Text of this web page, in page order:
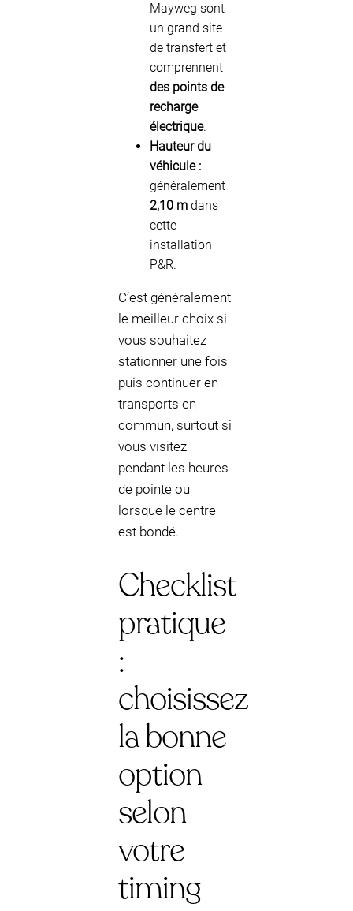
Mayweg sont
un grand site
de transfert et
comprennent
des points de
recharge
électrique.
Hauteur du
véhicule :
généralement
2,10 m dans
cette
installation
P&R.
C’est généralement
le meilleur choix si
vous souhaitez
stationner une fois
puis continuer en
transports en
commun, surtout si
vous visitez
pendant les heures
de pointe ou
lorsque le centre
est bondé.
Checklist
pratique
:
choisissez
la bonne
option
selon
votre
timing